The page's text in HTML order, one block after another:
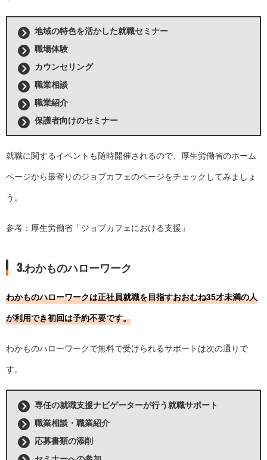
地域の特色を活かした就職セミナー
職場体験
カウンセリング
職業相談
職業紹介
保護者向けのセミナー
就職に関するイベントも随時開催されるので、厚生労働省のホーム
ページから最寄りのジョブカフェのページをチェックしてみましょ
う。
参考：厚生労働省「ジョブカフェにおける支援 」
3.わかものハローワーク
わかものハローワークは正社員就職を目指すおおむね35才未満の人
が利用でき初回は予約不要です。
わかものハローワークで無料で受けられるサポートは次の通りで
す。
専任の就職支援ナビゲーターが行う就職サポート
職業相談・職業紹介
応募書類の添削